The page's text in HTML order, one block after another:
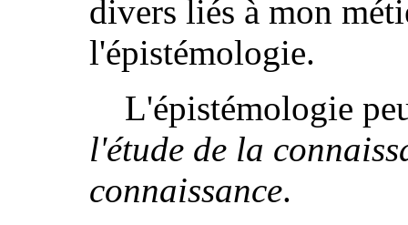
divers liés à mon
l'épistémologie.
L'épistémologie
l'étude de la
connaissance.